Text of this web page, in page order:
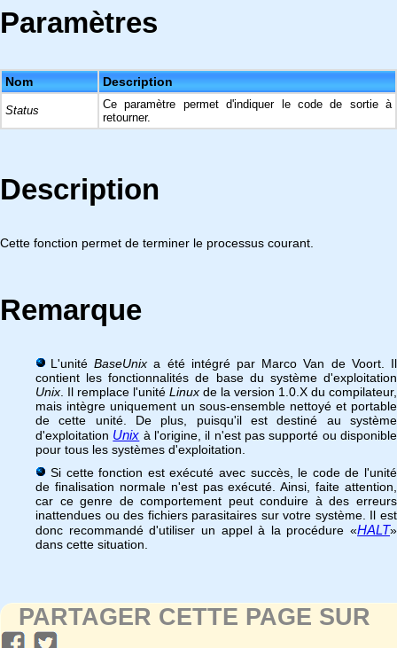
Paramètres
Nom Description
Status
Ce paramètre permet d'indiquer le code de sortie à
retourner.
Description
Cette fonction permet de terminer le processus courant.
Remarque
L'unitéBaseUnix a été intégré par Marco Van de Voort. Il
contient les fonctionnalités de base du système d'exploitation
Unix . Il remplace l'unité Linux de la version 1.0.X du compilateur,
mais intègre uniquement un sous-ensemble nettoyé et portable
de cette unité. De plus, puisqu'il est destiné au système
d'exploitation Unix à l'origine, il n'est pas supporté ou disponible
pour tous les systèmes d'exploitation.
Si cette fonction est exécuté avec succès, le code de l'unité
de finalisation normale n'est pas exécuté. Ainsi, faite attention,
car ce genre de comportement peut conduire à des erreurs
inattendues ou des fichiers parasitaires sur votre système. Il est
donc recommandé d'utiliser un appel à la procédure «HALT»
dans cette situation.
PARTAGER CETTE PAGE SUR